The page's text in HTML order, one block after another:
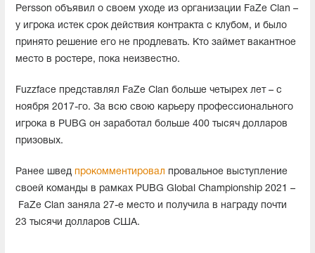
Persson объявил о своем уходе из организации FaZe Clan –
у игрока истек срок действия контракта с клубом, и было
принято решение его не продлевать. Кто займет вакантное
место в ростере, пока неизвестно.
Fuzzface представлял FaZe Clan больше четырех лет – с
ноября 2017-го. За всю свою карьеру профессионального
игрока в PUBG он заработал больше 400 тысяч долларов
призовых.
Ранее швед прокомментировал провальное выступление
своей команды в рамках PUBG Global Championship 2021 –
FaZe Clan заняла 27-е место и получила в награду почти
23 тысячи долларов США.